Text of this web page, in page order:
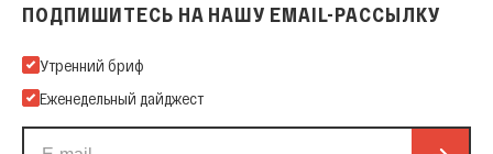
ПОДПИШИТЕСЬ НА НАШУ EMAIL-РАССЫЛКУ
Подпишитесь на нашу Email-рассылку
Утренний бриф
Еженедельный дайджест